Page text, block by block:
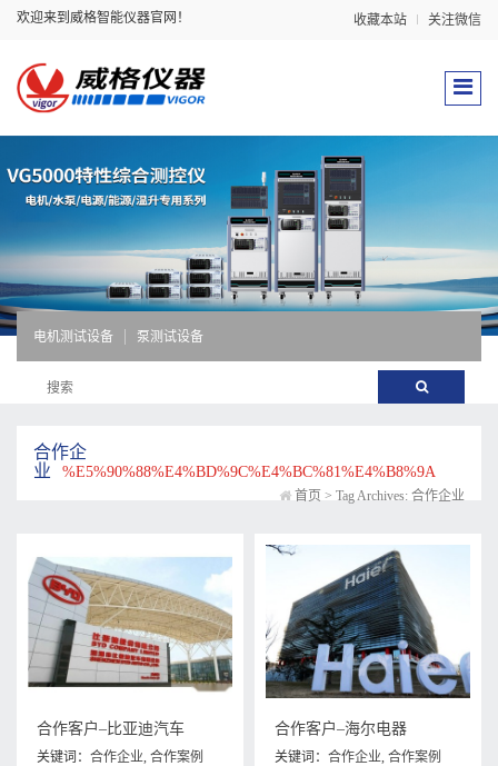
欢迎来到威格智能仪器官网！ 收藏本站 关注微信
电机测试设备 泵测试设备
合作企
业
%E5%90%88%E4%BD%9C%E4%BC%81%E4%B8%9A
首页 > Tag Archives: 合作企业
合作客户–比亚迪汽车
关键词： 合作企业, 合作案例
合作客户–海尔电器
关键词： 合作企业, 合作案例